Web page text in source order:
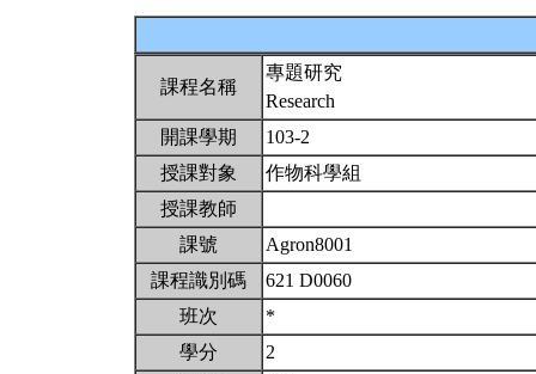
課程名稱
專題研究
Research
開課學期
103-2
授課對象
作物科學組
授課教師
課號
Agron8001
課程識別碼
621 D0060
班次
*
學分
2